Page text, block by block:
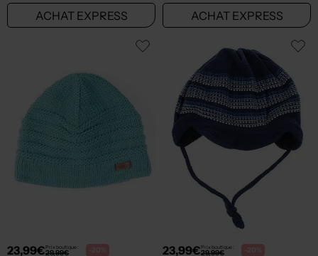
ACHAT EXPRESS ACHAT EXPRESS
23,99€Prix boutique :
29,99€ -20% 23,99€Prix boutique :
29,99€ -20%